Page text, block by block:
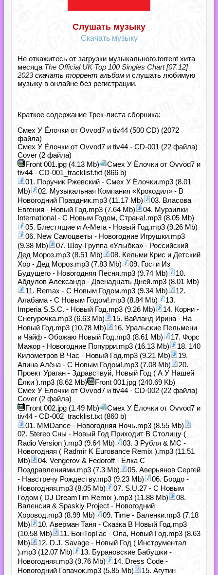
Слушать музыку
Скачать музыку
Не откажитесь от загрузки музыкального.torrent хита
месяца The Official UK Top 100 Singles Chart [07.12]
2023скачать торрент альбом и слушать любимую
музыку в онлайне без регистрации.
Краткое содержание Трек-листа сборника:
Смех У Ёлочки от Ovvod7 и tiv44 (500 CD) (2072
файла)
Смех У Ёлочки от Ovvod7 и tiv44 - CD-001 (22 файла)
Cover (2 файла)
Front 001.jpg (4.13 Mb)
Смех У Ёлочки от Ovvod7 и
tiv44 - CD-001_tracklist.txt (866 b)
01. Поручик Ржевский - Смех У Ёлочки.mp3 (8.01
Mb)
02. Музыкальная Компания «Крокодил» - В
Новогодний Праздник.mp3 (11.17 Mb)
03. Власова
Евгения - Новый Год.mp3 (7.64 Mb)
04. Мурзилки
International - С Новым Годом, Страна!.mp3 (8.05 Mb)
05. Блестящие и А-Мега - Новый Год.mp3 (9.26 Mb)
06. New Самоцветы - Новогодние Игрушки.mp3
(9.38 Mb)
07. Шоу-Группа «Улыбка» - Российский
Дед Мороз.mp3 (8.51 Mb)
08. Кельми Крис и Детский
Хор - Дед Мороз.mp3 (7.83 Mb)
09. Гости Из
Будущего - Новогодняя Песня.mp3 (9.74 Mb)
10.
Абдулов Александр - Двенадцать Дней.mp3 (8.01 Mb)
11. Remax - С Новым Годом.mp3 (9.34 Mb)
12.
Алабама - С Новым Годом!.mp3 (8.84 Mb)
13.
Imperia S.S.C. - Новый Год.mp3 (9.26 Mb)
14. Корни -
Снегурочка.mp3 (6.63 Mb)
15. Вайланд Ирина - На
Новый Год.mp3 (10.78 Mb)
16. Уральские Пельмени
и Чайф - Обожаю Новый Год.mp3 (8.61 Mb)
17. Форс
Мажор - Новогодние Попурри.mp3 (16.13 Mb)
18. 140
Километров В Час - Новый Год.mp3 (9.21 Mb)
19.
Апина Алёна - С Новым Годом!.mp3 (7.08 Mb)
20.
Проект Ураган - Здравствуй, Новый Год ( А У Нашей
Ёлки ).mp3 (8.62 Mb)
Front 001.jpg (240.69 Kb)
Смех У Ёлочки от Ovvod7 и tiv44 - CD-002 (22 файла)
Cover (2 файла)
Front 002.jpg (1.49 Mb)
Смех У Ёлочки от Ovvod7 и
tiv44 - CD-002_tracklist.txt (860 b)
01. MMDance - Новогодняя Ночь.mp3 (8.55 Mb)
02. Stereo Сны - Новый Год Приходит В Столицу (
Radio Version ).mp3 (9.64 Mb)
03. 3 Рубля & MC -
Новогодняя ( Radmir K Euroвance Remix ).mp3 (11.51
Mb)
04. Vengerov & Fedoroff - Ёлка С
Поздравлениями.mp3 (7.3 Mb)
05. Аверьянов Сергей
- Навстречу Рождеству.mp3 (9.23 Mb)
06. Бордо -
Новогодняя.mp3 (8.05 Mb)
07. S.U.27 - С Новым
Годом ( DJ DreamTim Remix ).mp3 (11.88 Mb)
08.
Валенсия & Spaskiy Project - Новогодний
Хоровод.mp3 (8.99 Mb)
09. Time - Валенки.mp3 (7.18
Mb)
10. Аверман Таня - Сказка В Новый Год.mp3
(10.58 Mb)
11. БонТорГас - Опа, Новый Год.mp3 (8.63
Mb)
12. D.J. Savage - Новый Год ( Инструментал
).mp3 (12.07 Mb)
13. Бурановские Бабушки -
Новогодняя.mp3 (9.76 Mb)
14. Dress Code -
Новогодний Гопачок.mp3 (5.85 Mb)
15. Агутин